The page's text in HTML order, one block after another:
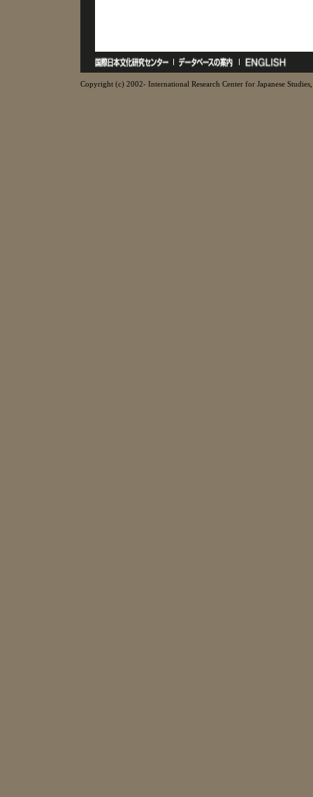
Copyright (c) 2002- International Research Center for Japanese